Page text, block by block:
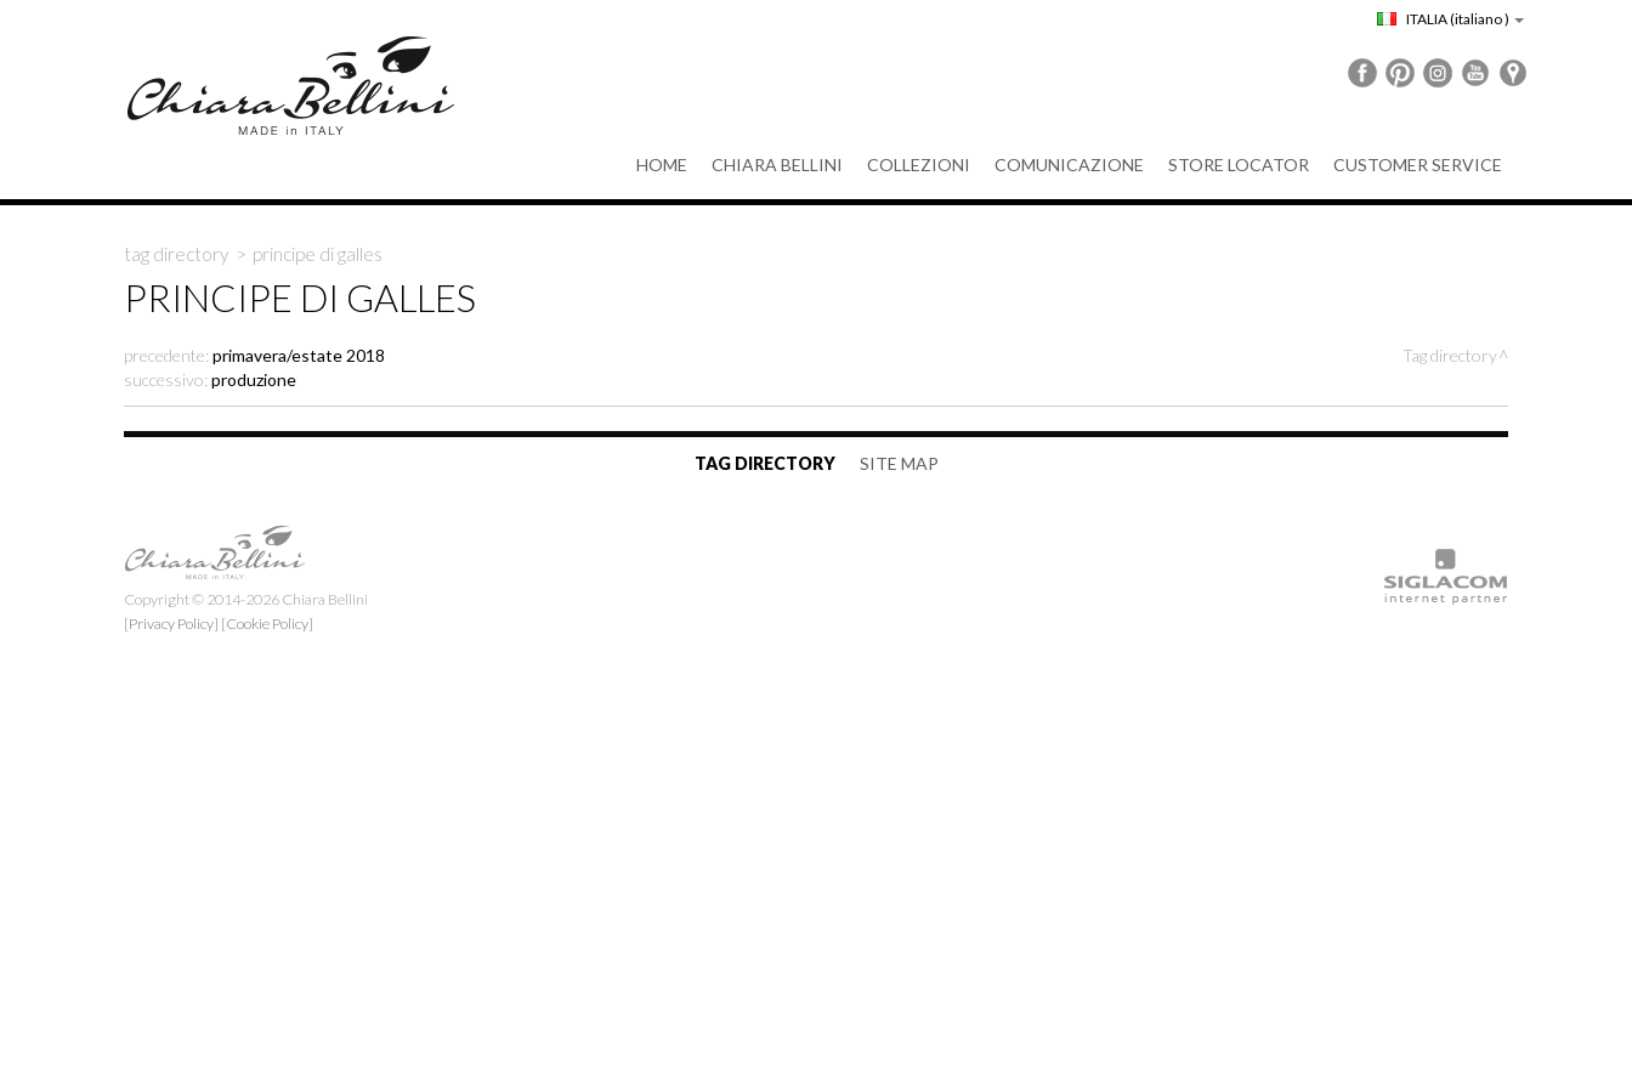
ITALIA(italiano )
HOME CHIARA BELLINI COLLEZIONI COMUNICAZIONE STORE LOCATOR CUSTOMER SERVICE
tag directory > principe di galles
PRINCIPE DI GALLES
precedente: primavera/estate 2018
successivo: produzione
Tag directory
TAG DIRECTORY SITE MAP
Copyright © 2014-2026 Chiara Bellini
[Privacy Policy] [Cookie Policy]